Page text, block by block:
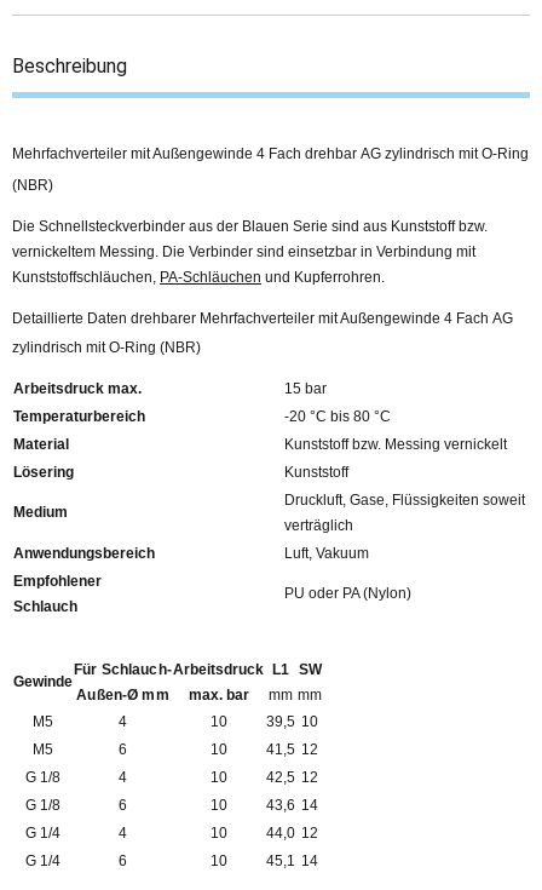
Beschreibung
Mehrfachverteiler mit Außengewinde 4 Fach drehbar AG zylindrisch mit O-Ring
(NBR)
Die Schnellsteckverbinder aus der Blauen Serie sind aus Kunststoff bzw.
vernickeltem Messing. Die Verbinder sind einsetzbar in Verbindung mit
Kunststoffschläuchen, PA-Schläuchen und Kupferrohren.
Detaillierte Daten drehbarer Mehrfachverteiler mit Außengewinde 4 Fach AG
zylindrisch mit O-Ring (NBR)
Arbeitsdruck max.
15 bar
Temperaturbereich
-20 °C bis 80 °C
Material
Kunststoff bzw. Messing vernickelt
Lösering
Kunststoff
Medium
Druckluft, Gase, Flüssigkeiten soweit
verträglich
Anwendungsbereich
Luft, Vakuum
Empfohlener
Schlauch
PU oder PA (Nylon)
Gewinde
Für Schlauch-
Außen-Ø mm
Arbeitsdruck
max. bar
L1
mm
SW
mm
M5
4 10 39,5 10
M5
6 10 41,5 12
G 1/8
4 10 42,5 12
G 1/8
6 10 43,6 14
G 1/4
4 10 44,0 12
G 1/4
6 10 45,1 14